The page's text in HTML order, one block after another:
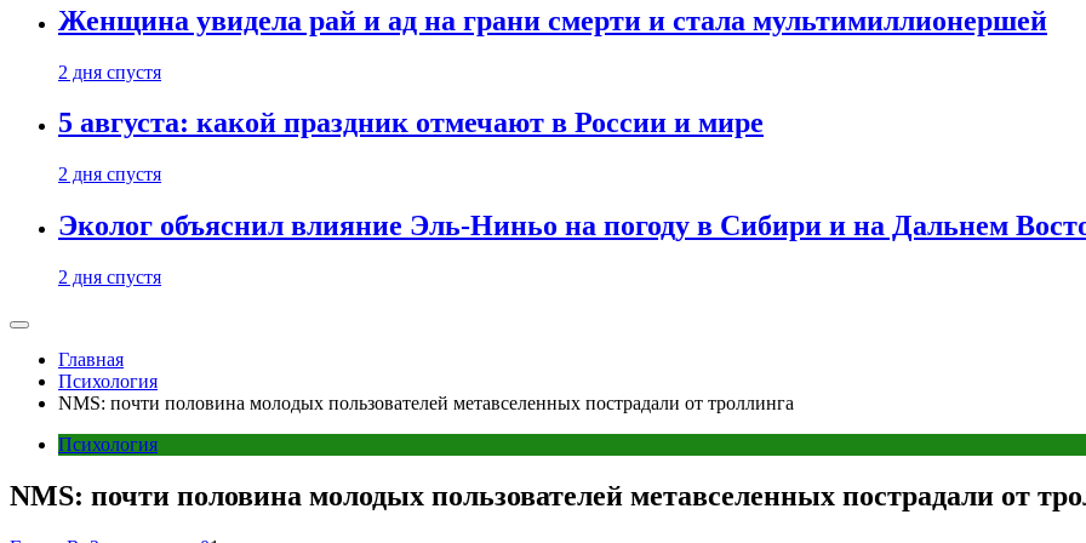
Женщина увидела рай и ад на грани смерти и стала мультимиллионершей
2 дня спустя
5 августа: какой праздник отмечают в России и мире
2 дня спустя
Эколог объяснил влияние Эль-Ниньо на погоду в Сибири и на Дальнем
2 дня спустя
Главная
Психология
NMS: почти половина молодых пользователей метавселенных пострадали от троллинга
Психология
NMS: почти половина молодых пользователей метавселенных пострадали от